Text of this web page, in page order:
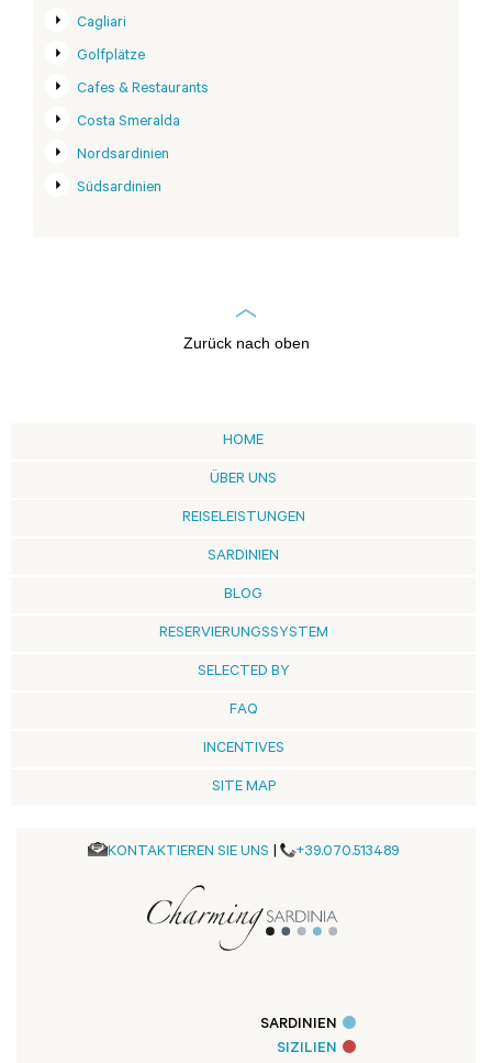
Cagliari
Golfplätze
Cafes & Restaurants
Costa Smeralda
Nordsardinien
Südsardinien
Zurück nach oben
HOME
ÜBER UNS
REISELEISTUNGEN
SARDINIEN
BLOG
RESERVIERUNGSSYSTEM
SELECTED BY
FAQ
INCENTIVES
SITE MAP
KONTAKTIEREN SIE UNS | +39.070.513489
SARDINIEN
SIZILIEN